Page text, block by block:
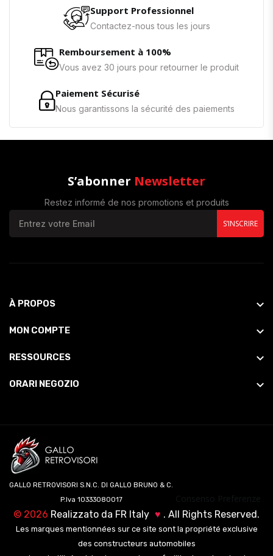
Support Professionnel
Contactez-nous tous les jours
Remboursement à 100%
Vous avez 30 jours pour retourner le produit
Paiement Sécurisé
Nous garantissons la sécurité des paiements
S’abonner Newsletter
Restez informé de nos promotions et produits
S’INSCRIRE
À PROPOS
MON COMPTE
RESSOURCES
ORARI NEGOZIO
GALLO RETROVISORI S.N.C. DI GALLO BRUNO & C.
P.Iva 10333080017
© 2026 Realizzato da FR Italy ♥ . All Rights Reserved.
Les marques mentionnées sur ce site sont la propriété exclusive
des constructeurs automobiles